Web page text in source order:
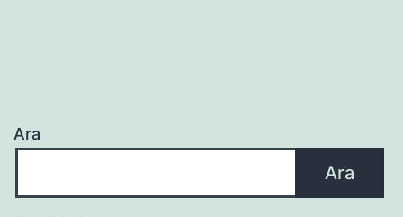
Ara
Ara